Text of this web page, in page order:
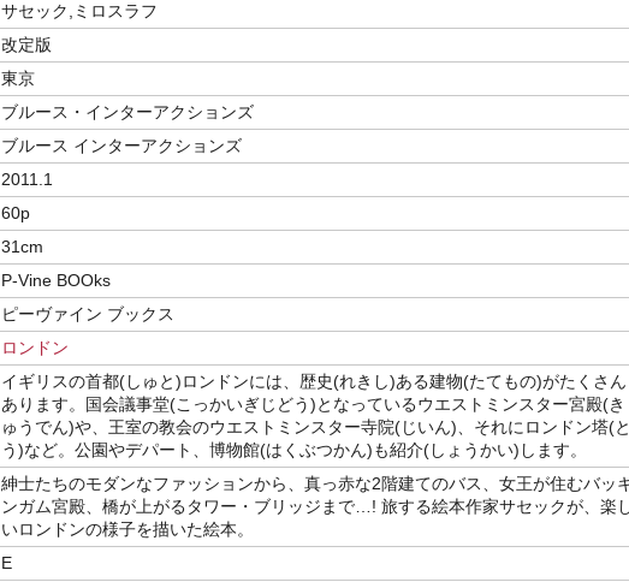
サセック,ミロスラフ
改定版
東京
ブルース・インターアクションズ
ブルース インターアクションズ
2011.1
60p
31cm
P-Vine BOOks
ピーヴァイン ブックス
ロンドン
イギリスの首都(しゅと)ロンドンには、歴史(れきし)ある建物(たてもの)がたくさん
あります。国会議事堂(こっかいぎじどう)となっているウエストミンスター宮殿(き
ゅうでん)や、王室の教会のウエストミンスター寺院(じいん)、それにロンドン塔(と
う)など。公園やデパート、博物館(はくぶつかん)も紹介(しょうかい)します。
紳士たちのモダンなファッションから、真っ赤な2階建てのバス、女王が住むバッ
ンガム宮殿、橋が上がるタワー・ブリッジまで…! 旅する絵本作家サセックが、楽
いロンドンの様子を描いた絵本。
E